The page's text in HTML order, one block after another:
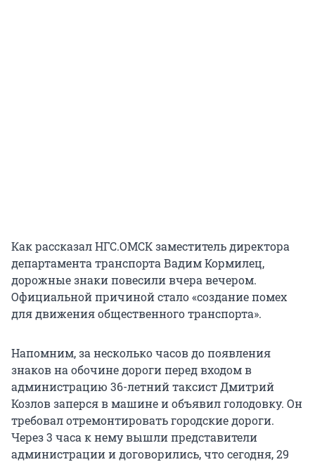
Как рассказал НГС.ОМСК заместитель директора
департамента транспорта Вадим Кормилец,
дорожные знаки повесили вчера вечером.
Официальной причиной стало «создание помех
для движения общественного транспорта».
Напомним, за несколько часов до появления
знаков на обочине дороги перед входом в
администрацию 36-летний таксист Дмитрий
Козлов заперся в машине и объявил голодовку. Он
требовал отремонтировать городские дороги.
Через 3 часа к нему вышли представители
администрации и договорились, что сегодня, 29